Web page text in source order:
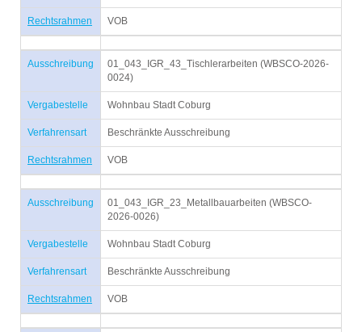
Rechtsrahmen VOB
Ausschreibung
01_043_IGR_43_Tischlerarbeiten (WBSCO-2026-
0024)
Vergabestelle Wohnbau Stadt Coburg
Verfahrensart Beschränkte Ausschreibung
Rechtsrahmen VOB
Ausschreibung
01_043_IGR_23_Metallbauarbeiten (WBSCO-
2026-0026)
Vergabestelle Wohnbau Stadt Coburg
Verfahrensart Beschränkte Ausschreibung
Rechtsrahmen VOB